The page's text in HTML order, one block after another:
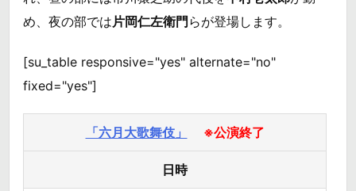
め、夜の部では 片岡仁左衛門らが登場します。
[su_table responsive="yes" alternate="no"
fixed="yes"]
「六月大歌舞伎」 ※公演終了
日時